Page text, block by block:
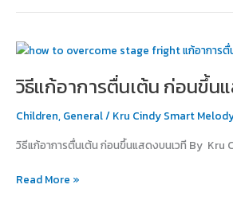
วิธีแก้อาการตื่นเต้น ก่อนขึ้น
Children, General/ Kru Cindy Smart
วิธีแก้อาการตื่นเต้น ก่อนขึ้นแสดงบนเวที By Kru
วิธี
อาการ
เต้น
ขึ้น
บน
Read More »